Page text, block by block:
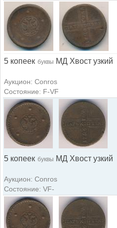
5 копеек буквы МД Хвост узкий
Аукцион: Conros
Состояние: F-VF
5 копеек буквы МД Хвост узкий
Аукцион: Conros
Состояние: VF-